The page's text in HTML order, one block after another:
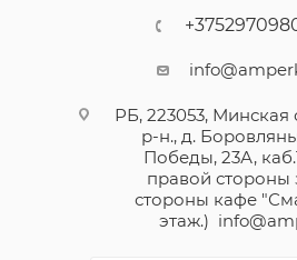
РБ, 223053,
р-н., д.
Победы, 23А,
правой стороны
стороны кафе
этаж.)